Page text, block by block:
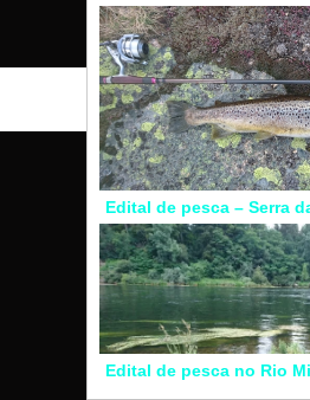
Edital de pesca – Serra
Edital de pesca no Rio